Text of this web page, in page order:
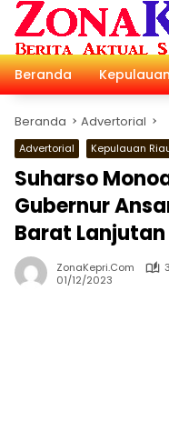
Langsung
konten
Beranda
Beranda Advertorial
Advertorial Kepulauan
Suharso
Gubernur
Barat Lanjutan
ZonaKepri.com
01/12/2023